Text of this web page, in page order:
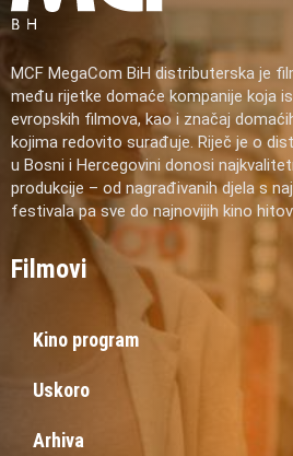
MCF MegaCom BiH distributerska je
među rijetke domaće kompanije koja
evropskih filmova, kao i značaj
kojima redovito surađuje. Riječ je o
u Bosni i Hercegovini donosi
produkcije – od nagrađivanih djela s
festivala pa sve do najnovijih kino
Filmovi
Kino program
Uskoro
Arhiva